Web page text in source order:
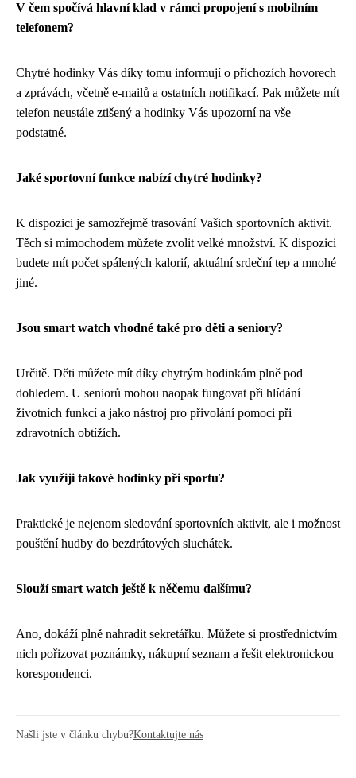
V čem spočívá hlavní klad v rámci propojení s mobilním
telefonem?
Chytré hodinky Vás díky tomu informují o příchozích hovorech
a zprávách, včetně e-mailů a ostatních notifikací. Pak můžete mít
telefon neustále ztišený a hodinky Vás upozorní na vše
podstatné.
Jaké sportovní funkce nabízí chytré hodinky?
K dispozici je samozřejmě trasování Vašich sportovních aktivit.
Těch si mimochodem můžete zvolit velké množství. K dispozici
budete mít počet spálených kalorií, aktuální srdeční tep a mnohé
jiné.
Jsou smart watch vhodné také pro děti a seniory?
Určitě. Děti můžete mít díky chytrým hodinkám plně pod
dohledem. U seniorů mohou naopak fungovat při hlídání
životních funkcí a jako nástroj pro přivolání pomoci při
zdravotních obtížích.
Jak využiji takové hodinky při sportu?
Praktické je nejenom sledování sportovních aktivit, ale i možnost
pouštění hudby do bezdrátových sluchátek.
Slouží smart watch ještě k něčemu dalšímu?
Ano, dokáží plně nahradit sekretářku. Můžete si prostřednictvím
nich pořizovat poznámky, nákupní seznam a řešit elektronickou
korespondenci.
Našli jste v článku chybu?Kontaktujte nás